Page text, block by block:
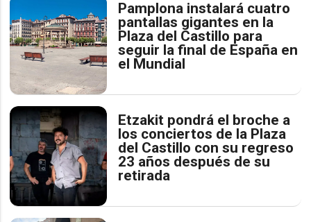
Pamplona instalará cuatro
pantallas gigantes en la
Plaza del Castillo para
seguir la final de España en
el Mundial
Etzakit pondrá el broche a
los conciertos de la Plaza
del Castillo con su regreso
23 años después de su
retirada